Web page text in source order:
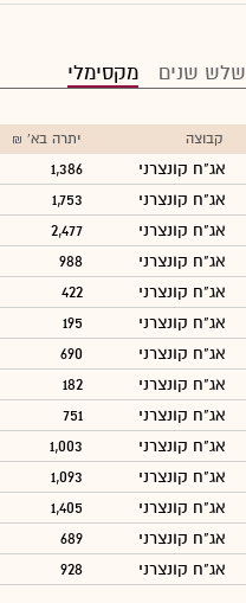
שלש שנים מקסימלי
קבוצה יתרה בא' ₪
אג"ח קונצרני 1,386
אג"ח קונצרני 1,753
אג"ח קונצרני 2,477
אג"ח קונצרני 988
אג"ח קונצרני 422
אג"ח קונצרני 195
אג"ח קונצרני 690
אג"ח קונצרני 182
אג"ח קונצרני 751
אג"ח קונצרני 1,003
אג"ח קונצרני 1,093
אג"ח קונצרני 1,405
אג"ח קונצרני 689
אג"ח קונצרני 928